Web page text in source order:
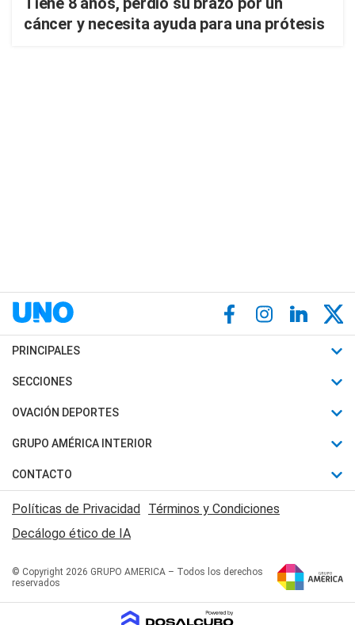
cáncer y necesita ayuda para una prótesis
PRINCIPALES
Últimas Noticias
Política
Judiciales
Economia
SECCIONES
Horóscopo
Motores
Trucos caseros
Series y Películas
Edictos y Solicitadas
OVACIÓN DEPORTES
Fútbol
Mundial
Automovilismo
Rugby
Básquet
GRUPO AMÉRICA INTERIOR
Canal 7 en Vivo
San Juan 8
CONTACTO
Acerca de Nosotros
Contactanos
Políticas de Privacidad Términos y Condiciones
Decálogo ético de IA
© Copyright 2026 GRUPO AMERICA – Todos los derechos
reservados